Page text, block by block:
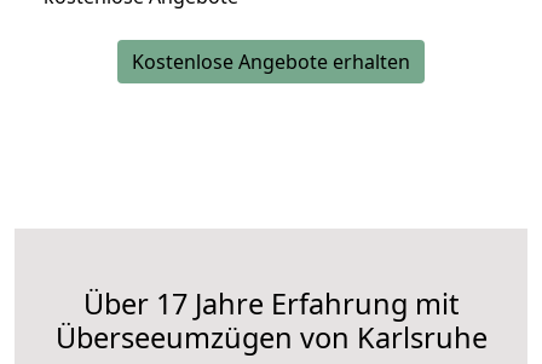
Kostenlose Angebote erhalten
Über 17 Jahre Erfahrung mit
Überseeumzügen von Karlsruhe